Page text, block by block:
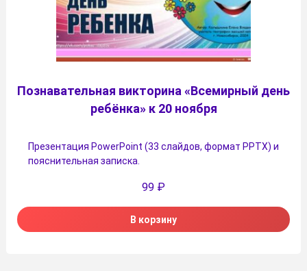
Познавательная викторина «Всемирный день
ребёнка» к 20 ноября
Презентация PowerPoint (33 слайдов, формат PPTX) и
пояснительная записка.
99 ₽
В корзину